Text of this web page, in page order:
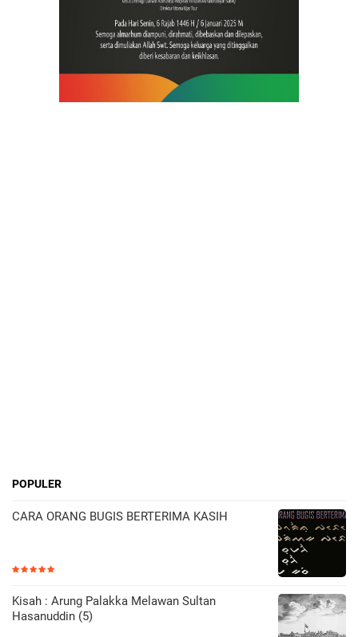
POPULER
CARA ORANG BUGIS BERTERIMA KASIH
Kisah : Arung Palakka Melawan Sultan
Hasanuddin (5)